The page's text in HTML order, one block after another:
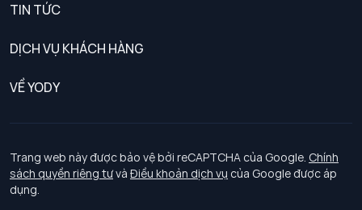
TIN TỨC
DỊCH VỤ KHÁCH HÀNG
Chính sách khách hàng thân thiết
Chính sách bảo vệ dữ liệu cá nhân
Chính sách thanh toán, giao nhận
VỀ YODY
Tuyển dụng
Trang web này được bảo vệ bởi reCAPTCHA của Google. Chính
sách quyền riêng tưvà Điều khoản dịch vụ của Google được áp
dụng.